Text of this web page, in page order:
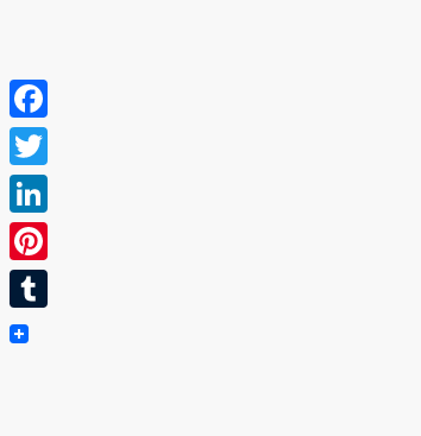
Facebook
Twitter
LinkedIn
Pinterest
Tumblr